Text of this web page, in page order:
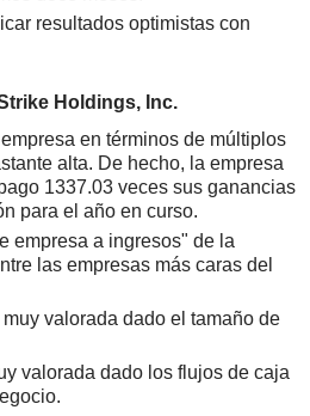
resultados optimistas con
Holdings, Inc.
en términos de múltiplos
alta. De hecho, la empresa
1337.03 veces sus ganancias
para el año en curso.
empresa a ingresos" de la
las empresas más caras del
valorada dado el tamaño de
valorada dado los flujos de caja